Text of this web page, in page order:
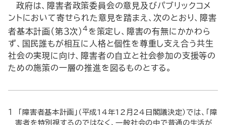
政府は、障害者政策委員会の意見及びパブリックコメ
ントにおいて寄せられた意見を踏まえ、次のとおり、障害
者基本計画（第３次）4を策定し、障害の有無にかかわら
ず、国民誰もが相互に人格と個性を尊重し支え合う共生
社会の実現に向け、障害者の自立と社会参加の支援等の
ための施策の一層の推進を図るものとする。
１ 「障害者基本計画」（平成14年12月24日閣議決定）では、「障
害者を特別視するのではなく、一般社会の中で普通の生活が